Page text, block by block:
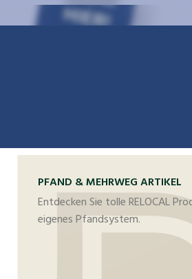
PFAND & MEHRWEG ARTIKEL
Entdecken Sie tolle RELOCAL
eigenes Pfandsystem.